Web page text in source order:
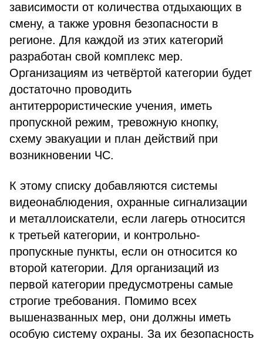
зависимости от количества отдыхающих в
смену, а также уровня безопасности в
регионе. Для каждой из этих категорий
разработан свой комплекс мер.
Организациям из четвёртой категории будет
достаточно проводить
антитеррористические учения, иметь
пропускной режим, тревожную кнопку,
схему эвакуации и план действий при
возникновении ЧС.
К этому списку добавляются системы
видеонаблюдения, охранные сигнализации
и металлоискатели, если лагерь относится
к третьей категории, и контрольно-
пропускные пункты, если он относится ко
второй категории. Для организаций из
первой категории предусмотрены самые
строгие требования. Помимо всех
вышеназванных мер, они должны иметь
особую систему охраны. За их безопасность